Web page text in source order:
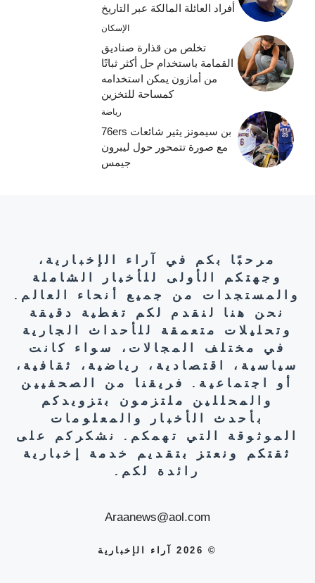
أفراد العائلة المالكة عبر التاريخ
الإسكان
تخلص من قذارة صناديق
القمامة باستخدام حل أكثر ثباتًا
من أمازون يمكن استخدامه
كمساحة للتخزين
رياضة
بن سيمونز يثير شائعات 76ers
مع صورة تتمحور حول ليبرون
جيمس
مرحبًا بكم في آراء الإخبارية،
وجهتكم الأولى للأخبار الشاملة
والمستجدات من جميع أنحاء العالم.
نحن هنا لنقدم لكم تغطية دقيقة
وتحليلات متعمقة للأحداث الجارية
في مختلف المجالات، سواء كانت
سياسية، اقتصادية، رياضية، ثقافية،
أو اجتماعية. فريقنا من الصحفيين
والمحللين ملتزمون بتزويدكم
بأحدث الأخبار والمعلومات
الموثوقة التي تهمكم. نشكركم على
ثقتكم ونعتز بتقديم خدمة إخبارية
رائدة لكم.
Araanews@aol.com
© 2026 آراء الإخبارية